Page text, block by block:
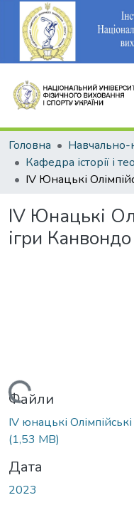
Головна
IV Юнацькі
ігри
Вантажиться...
Файли
IV юнацькі
(1,53 MB)
Дата
2023